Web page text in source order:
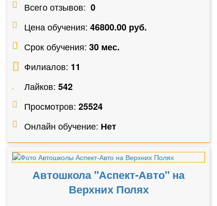
Всего отзывов: 0
Цена обучения: 46800.00 руб.
Срок обучения: 30 мес.
Филиалов: 11
Лайков: 542
Просмотров: 25524
Онлайн обучение: Нет
Автошкола "Аспект-Авто" на
Верхних Полях